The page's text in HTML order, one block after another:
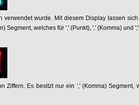
wurde. Mit diesem Display lassen
Segment, welches für '.' (Punkt), ',' (Komma) und
Ziffern. Es besitzt nur ein ',' (Komma) Segment,